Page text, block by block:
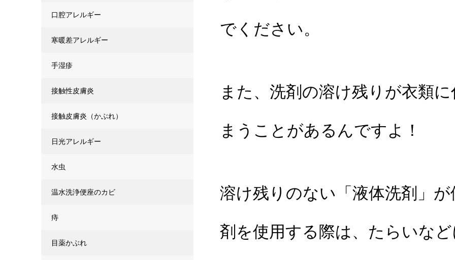
でください。
また、洗剤の溶け残りが衣類
まうことがあるんですよ！
溶け残りのない「液体洗剤」
剤を使用する際は、たらいな
口腔アレルギー
寒暖差アレルギー
手湿疹
接触性皮膚炎
接触皮膚炎（かぶれ）
日光アレルギー
水虫
温水洗浄便座のカビ
痔
目薬かぶれ